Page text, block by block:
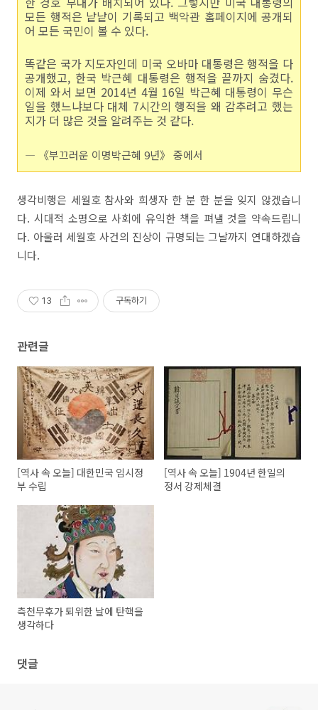
모든 행적은 낱낱이 기록되고 백악관 홈페이지에 공개되
어 모든 국민이 볼 수 있다.
똑같은 국가 지도자인데 미국 오바마 대통령은 행적을 다
공개했고, 한국 박근혜 대통령은 행적을 끝까지 숨겼다.
이제 와서 보면 2014년 4월 16일 박근혜 대통령이 무슨
일을 했느냐보다 대체 7시간의 행적을 왜 감추려고 했는
지가 더 많은 것을 알려주는 것 같다.
― 《부끄러운 이명박근혜 9년》 중에서
생각비행은 세월호 참사와 희생자 한 분 한 분을 잊지 않겠습니
다. 시대적 소명으로 사회에 유익한 책을 펴낼 것을 약속드립니
다. 아울러 세월호 사건의 진상이 규명되는 그날까지 연대하겠습
니다.
13 구독하기
관련글
[역사 속 오늘] 대한민국 임시정
부 수립
[역사 속 오늘] 1904년 한일의
정서 강제체결
측천무후가 퇴위한 날에 탄핵을
생각하다
댓글